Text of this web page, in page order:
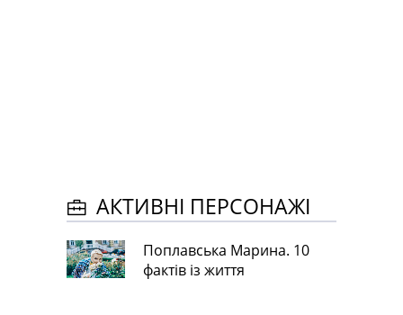
АКТИВНІ ПЕРСОНАЖІ
Поплавська Марина. 10
фактів із життя